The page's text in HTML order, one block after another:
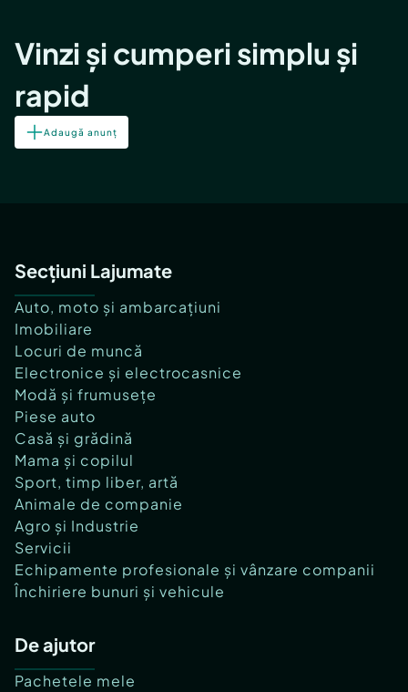
Vinzi și cumperi simplu și
rapid
Adaugă anunț
Secțiuni Lajumate
Auto, moto și ambarcațiuni
Imobiliare
Locuri de muncă
Electronice și electrocasnice
Modă și frumusețe
Piese auto
Casă și grădină
Mama și copilul
Sport, timp liber, artă
Animale de companie
Agro și Industrie
Servicii
Echipamente profesionale și vânzare companii
Închiriere bunuri și vehicule
De ajutor
Pachetele mele